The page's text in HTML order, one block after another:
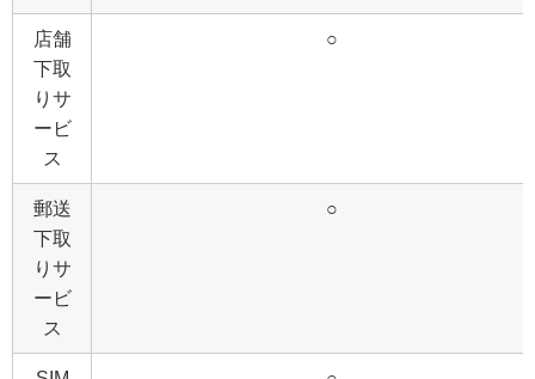
店舗
下取
りサ
ービ
ス
○
郵送
下取
りサ
ービ
ス
○